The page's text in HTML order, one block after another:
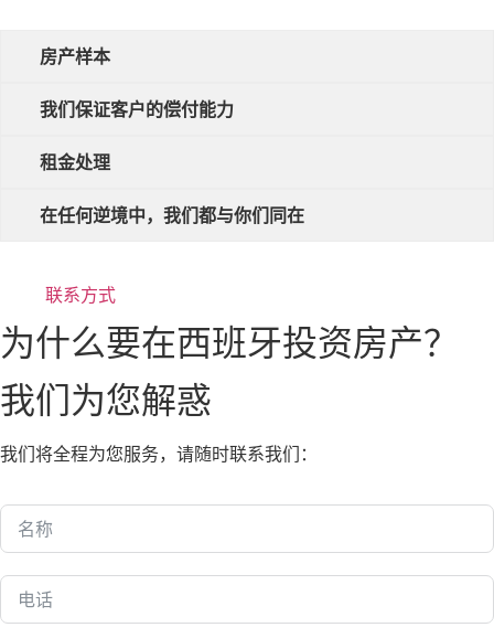
房产样本
我们保证客户的偿付能力
租金处理
在任何逆境中，我们都与你们同在
联系方式
为什么要在西班牙投资房产？
我们为您解惑
我们将全程为您服务，请随时联系我们：